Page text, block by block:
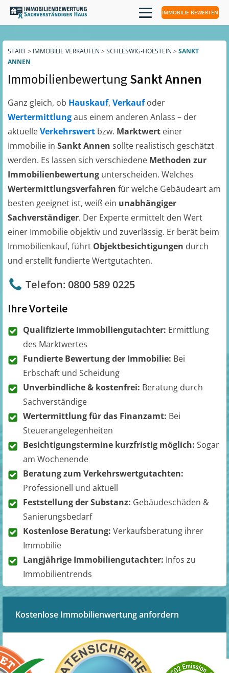
IMMOBILIE BEWERTEN
START> IMMOBILIE VERKAUFEN > SCHLESWIG-HOLSTEIN > SANKT
ANNEN
ImmobilienbewertungSankt Annen
Ganz gleich, ob Hauskauf, Verkaufoder
Wertermittlungaus einem anderen Anlass – der
aktuelleVerkehrswert bzw. Marktwert einer
Immobilie in Sankt Annen sollte realistisch geschätzt
werden. Es lassen sich verschiedene Methoden zur
Immobilienbewertung unterscheiden. Welches
Wertermittlungsverfahren für welche Gebäudeart am
besten geeignet ist, weiß ein unabhängiger
Sachverständiger. Der Experte ermittelt den Wert
einer Immobilie objektiv und zuverlässig. Er berät beim
Immobilienkauf, führt Objektbesichtigungen durch
und erstellt fundierte Wertgutachten.
Telefon: 0800 589 0225
Ihre Vorteile
Qualifizierte Immobiliengutachter: Ermittlung
des Marktwertes
Fundierte Bewertung der Immobilie: Bei
Erbschaft und Scheidung
Unverbindliche & kostenfrei: Beratung durch
Sachverständige
Wertermittlung für das Finanzamt: Bei
Steuerangelegenheiten
Besichtigungstermine kurzfristig möglich: Sogar
am Wochenende
Beratung zum Verkehrswertgutachten:
Professionell und aktuell
Feststellung der Substanz: Gebäudeschäden &
Sanierungsbedarf
Kostenlose Beratung: Verkaufsberatung ihrer
Immobilie
Langjährige Immobiliengutachter: Infos zu
Immobilientrends
Kostenlose Immobilienwertung anfordern